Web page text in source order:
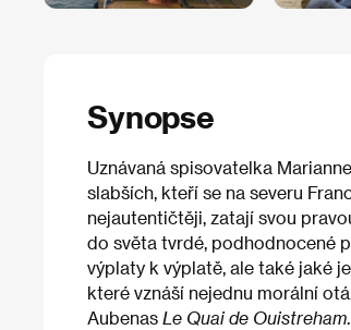
Synopse
Uznávaná spisovatelka
slabších, kteří se na severu
nejautentičtěji, zatají svou
do světa tvrdé, podhodnocené
výplaty k výplatě, ale také jaké
které vznáší nejednu morální
Aubenas Le Quai de Ouistreham